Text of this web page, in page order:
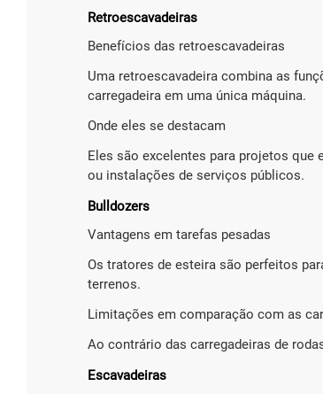
Retroescavadeiras
Benefícios das retroescavadeiras
Uma retroescavadeira combina as
carregadeira em uma única máquina.
Onde eles se destacam
Eles são excelentes para projetos que
ou instalações de serviços públicos.
Bulldozers
Vantagens em tarefas pesadas
Os tratores de esteira são perfeitos
terrenos.
Limitações em comparação com as
Ao contrário das carregadeiras de
Escavadeiras